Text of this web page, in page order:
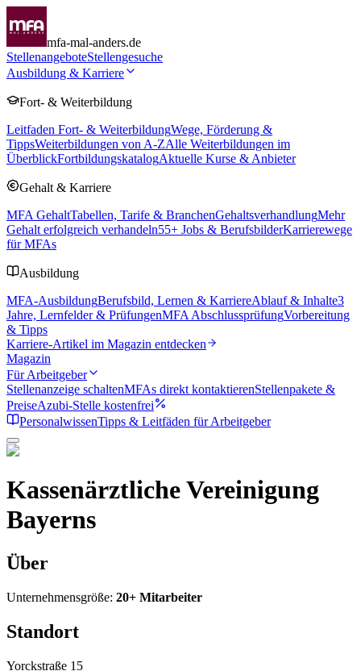
mfa-mal-anders.de
StellenangeboteStellengesuche
Ausbildung & Karriere
Fort- & Weiterbildung
Leitfaden Fort- & WeiterbildungWege, Förderung &
TippsWeiterbildungen von A-ZAlle Weiterbildungen im
ÜberblickFortbildungskatalogAktuelle Kurse & Anbieter
Gehalt & Karriere
MFA GehaltTabellen, Tarife & BranchenGehaltsverhandlungMehr
Gehalt erfolgreich verhandeln55+ Jobs & BerufsbilderKarrierewege
für MFAs
Ausbildung
MFA-AusbildungBerufsbild, Lernen & KarriereAblauf & Inhalte3
Jahre, Lernfelder & PrüfungenMFA AbschlussprüfungVorbereitung
& Tipps
Karriere-Artikel im Magazin entdecken
Magazin
Für Arbeitgeber
Stellenanzeige schaltenMFAs direkt kontaktierenStellenpakete &
PreiseAzubi-Stelle kostenfrei
PersonalwissenTipps & Leitfäden für Arbeitgeber
Kassenärztliche Vereinigung
Bayerns
Über
Unternehmensgröße: 20+ Mitarbeiter
Standort
Yorckstraße 15